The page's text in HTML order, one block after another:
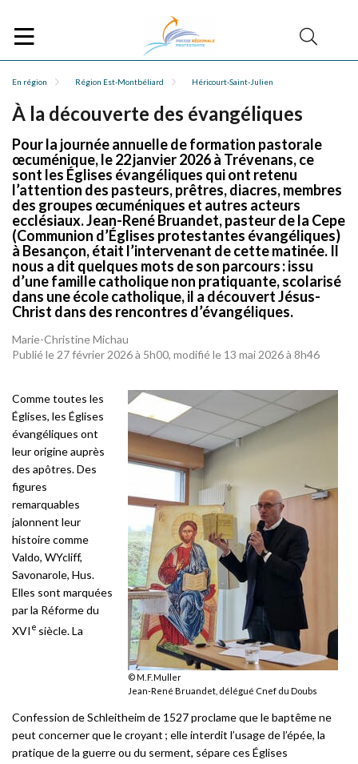
En région Région Est-Montbéliard Héricourt-Saint-Julien
À la découverte des évangéliques
Pour la journée annuelle de formation pastorale
œcuménique, le 22 janvier 2026 à Trévenans, ce
sont les Églises évangéliques qui ont retenu
l’attention des pasteurs, prêtres, diacres, membres
des groupes œcuméniques et autres acteurs
ecclésiaux. Jean-René Bruandet, pasteur de la Cepe
(Communion d’Églises protestantes évangéliques)
à Besançon, était l’intervenant de cette matinée. Il
nous a dit quelques mots de son parcours : issu
d’une famille catholique non pratiquante, scolarisé
dans une école catholique, il a découvert Jésus-
Christ dans des rencontres d’évangéliques.
Marie-Christine Michau
Publié le 27 février 2026 à 5h00, modifié le 13 mai 2026 à 8h46
© M. F. Muller
Jean-René Bruandet, délégué Cnef du Doubs
Comme toutes les
Églises, les Églises
évangéliques ont
leur origine auprès
des apôtres. Des
figures
remarquables
jalonnent leur
histoire comme
Valdo, WYcliff,
Savonarole, Hus.
Elles sont marquées
par la Réforme du
XVI e siècle. La
Confession de Schleitheim de 1527 proclame que le baptême ne
peut concerner que le croyant ; elle interdit l’usage de l’épée, la
pratique de la guerre ou du serment, sépare ces Églises